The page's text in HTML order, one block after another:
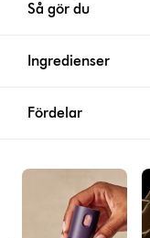
Så gör du
Ingredienser
Fördelar